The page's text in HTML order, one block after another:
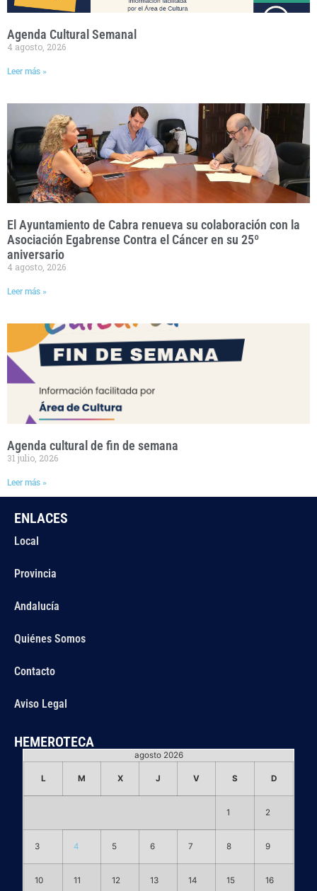
Agenda Cultural Semanal
4 agosto, 2026
Leer más »
El Ayuntamiento de Cabra renueva su colaboración con la
Asociación Egabrense Contra el Cáncer en su 25º
aniversario
4 agosto, 2026
Leer más »
Agenda cultural de fin de semana
31 julio, 2026
Leer más »
ENLACES
Local
Provincia
Andalucía
Quiénes Somos
Contacto
Aviso Legal
HEMEROTECA
agosto 2026
L M X J V S D
1 2
3 4 5 6 7 8 9
10 11 12 13 14 15 16